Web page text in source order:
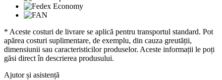
* Aceste costuri de livrare se aplică pentru transportul standard. Pot
apărea costuri suplimentare, de exemplu, din cauza greutății,
dimensiunii sau caracteristicilor produselor. Aceste informații le poți
găsi direct în descrierea produsului.
Ajutor și asistență